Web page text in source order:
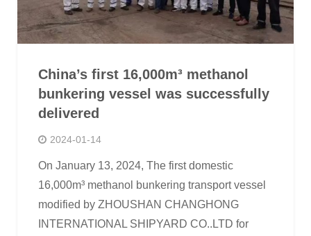
China’s first 16,000m³ methanol
bunkering vessel was successfully
delivered
2024-01-14
On January 13, 2024, The first domestic
16,000m³ methanol bunkering transport vessel
modified by ZHOUSHAN CHANGHONG
INTERNATIONAL SHIPYARD CO..LTD for